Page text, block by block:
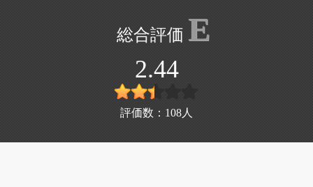
E
2.44
評価数： 108 人